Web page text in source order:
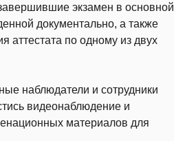
экзамен в основной
документально, а также
аттестата по одному из двух
наблюдатели и сотрудники
видеонаблюдение и
материалов для